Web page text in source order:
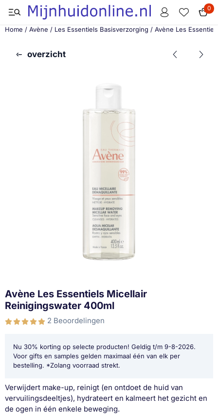
Cookievoorkeuren zijn momenteel gesloten. 0
Home / Avène / Les Essentiels Basisverzorging / Avène Les
overzicht
Avène Les Essentiels Micellair
Reinigingswater 400ml
2 Beoordelingen
Nu 30% korting op selecte producten! Geldig t/m 9-8-2026.
Voor gifts en samples gelden maximaal één van elk per
bestelling. *Zolang voorraad strekt.
Verwijdert make-up, reinigt (en ontdoet de huid van
vervuilingsdeeltjes), hydrateert en kalmeert het gezicht en
de ogen in één enkele beweging.